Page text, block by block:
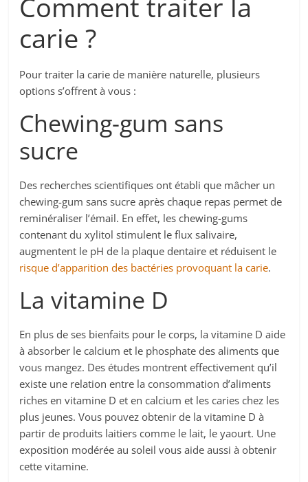
carie ?
Pour traiter la carie de manière naturelle, plusieurs
options s’offrent à vous :
Chewing-gum sans
sucre
Des recherches scientifiques ont établi que mâcher un
chewing-gum sans sucre après chaque repas permet de
reminéraliser l’émail. En effet, les chewing-gums
contenant du xylitol stimulent le flux salivaire,
augmentent le pH de la plaque dentaire et réduisent le
risque d’apparition des bactéries provoquant la carie.
La vitamine D
En plus de ses bienfaits pour le corps, la vitamine D aide
à absorber le calcium et le phosphate des aliments que
vous mangez. Des études montrent effectivement qu’il
existe une relation entre la consommation d’aliments
riches en vitamine D et en calcium et les caries chez les
plus jeunes. Vous pouvez obtenir de la vitamine D à
partir de produits laitiers comme le lait, le yaourt. Une
exposition modérée au soleil vous aide aussi à obtenir
cette vitamine.